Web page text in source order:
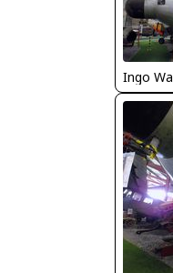
Ingo